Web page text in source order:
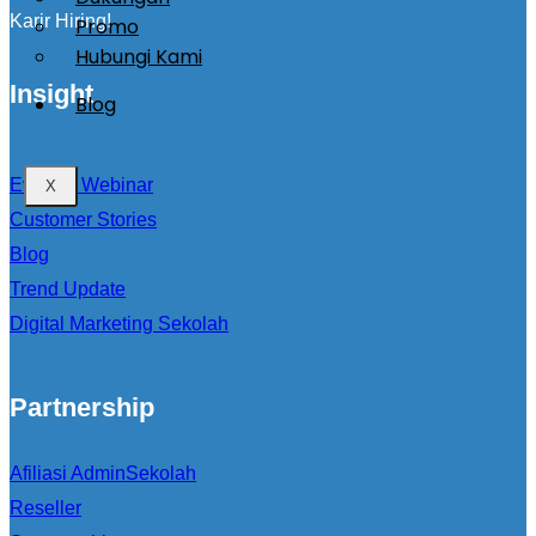
Promo
Hubungi Kami
Blog
X
Karir Hiring!
Insight
Event & Webinar
Customer Stories
Blog
Trend Update
Digital Marketing Sekolah
Partnership
Afiliasi AdminSekolah
Reseller